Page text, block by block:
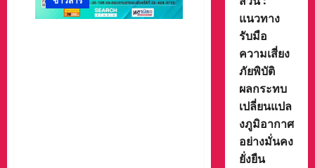
ทำ
แผน
แนวทาง
รับมือ
ความเสี่ยง
ภัยพิบัติ
ผลกระทบ
เปลี่ยนแปล
งภูมิอากาศ
อย่างมั่นคง
ยั่งยืน